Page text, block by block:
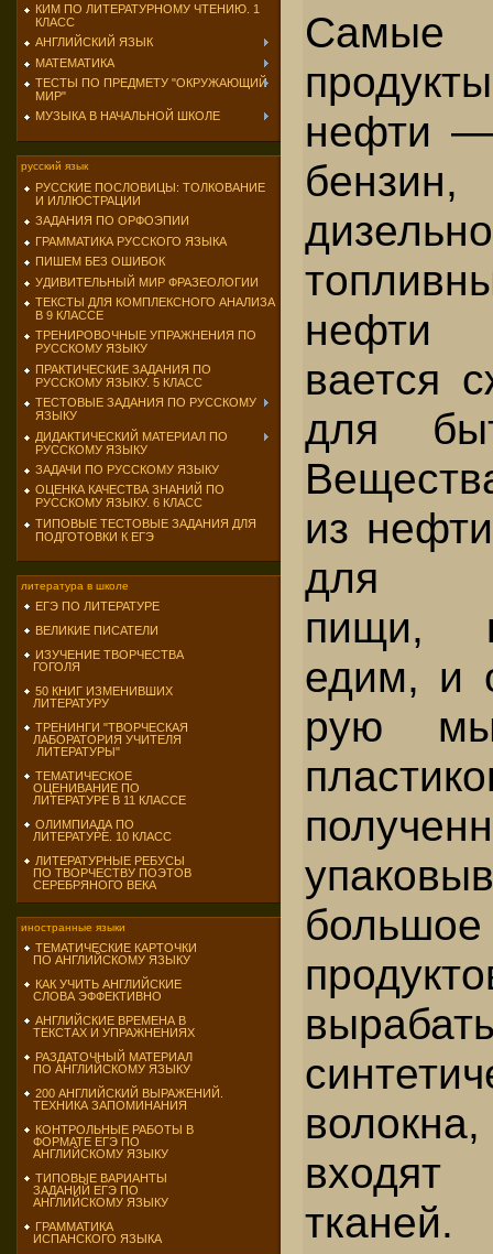
КИМ ПО ЛИТЕРАТУРНОМУ ЧТЕНИЮ. 1
КЛАСС
АНГЛИЙСКИЙ ЯЗЫК
МАТЕМАТИКА
ТЕСТЫ ПО ПРЕДМЕТУ "ОКРУЖАЮЩИЙ
МИР"
МУЗЫКА В НАЧАЛЬНОЙ ШКОЛЕ
русский язык
РУССКИЕ ПОСЛОВИЦЫ: ТОЛКОВАНИЕ
И ИЛЛЮСТРАЦИИ
ЗАДАНИЯ ПО ОРФОЭПИИ
ГРАММАТИКА РУССКОГО ЯЗЫКА
ПИШЕМ БЕЗ ОШИБОК
УДИВИТЕЛЬНЫЙ МИР ФРАЗЕОЛОГИИ
ТЕКСТЫ ДЛЯ КОМПЛЕКСНОГО АНАЛИЗА
В 9 КЛАССЕ
ТРЕНИРОВОЧНЫЕ УПРАЖНЕНИЯ ПО
РУССКОМУ ЯЗЫКУ
ПРАКТИЧЕСКИЕ ЗАДАНИЯ ПО
РУССКОМУ ЯЗЫКУ. 5 КЛАСС
ТЕСТОВЫЕ ЗАДАНИЯ ПО РУССКОМУ
ЯЗЫКУ
ДИДАКТИЧЕСКИЙ МАТЕРИАЛ ПО
РУССКОМУ ЯЗЫКУ
ЗАДАЧИ ПО РУССКОМУ ЯЗЫКУ
ОЦЕНКА КАЧЕСТВА ЗНАНИЙ ПО
РУССКОМУ ЯЗЫКУ. 6 КЛАСС
ТИПОВЫЕ ТЕСТОВЫЕ ЗАДАНИЯ ДЛЯ
ПОДГОТОВКИ К ЕГЭ
литература в школе
ЕГЭ ПО ЛИТЕРАТУРЕ
ВЕЛИКИЕ ПИСАТЕЛИ
ИЗУЧЕНИЕ ТВОРЧЕСТВА
ГОГОЛЯ
50 КНИГ ИЗМЕНИВШИХ
ЛИТЕРАТУРУ
ТРЕНИНГИ "ТВОРЧЕСКАЯ
ЛАБОРАТОРИЯ УЧИТЕЛЯ
ЛИТЕРАТУРЫ"
ТЕМАТИЧЕСКОЕ
ОЦЕНИВАНИЕ ПО
ЛИТЕРАТУРЕ В 11 КЛАССЕ
ОЛИМПИАДА ПО
ЛИТЕРАТУРЕ. 10 КЛАСС
ЛИТЕРАТУРНЫЕ РЕБУСЫ
ПО ТВОРЧЕСТВУ ПОЭТОВ
СЕРЕБРЯНОГО ВЕКА
иностранные языки
ТЕМАТИЧЕСКИЕ КАРТОЧКИ
ПО АНГЛИЙСКОМУ ЯЗЫКУ
КАК УЧИТЬ АНГЛИЙСКИЕ
СЛОВА ЭФФЕКТИВНО
АНГЛИЙСКИЕ ВРЕМЕНА В
ТЕКСТАХ И УПРАЖНЕНИЯХ
РАЗДАТОЧНЫЙ МАТЕРИАЛ
ПО АНГЛИЙСКОМУ ЯЗЫКУ
200 АНГЛИЙСКИЙ ВЫРАЖЕНИЙ.
ТЕХНИКА ЗАПОМИНАНИЯ
КОНТРОЛЬНЫЕ РАБОТЫ В
ФОРМАТЕ ЕГЭ ПО
АНГЛИЙСКОМУ ЯЗЫКУ
ТИПОВЫЕ ВАРИАНТЫ
ЗАДАНИЙ ЕГЭ ПО
АНГЛИЙСКОМУ ЯЗЫКУ
ГРАММАТИКА
ИСПАНСКОГО ЯЗЫКА
Самые
неф­ти —
нефти
вается
для
из
для
пищи,
едим, и
рую
тканей.